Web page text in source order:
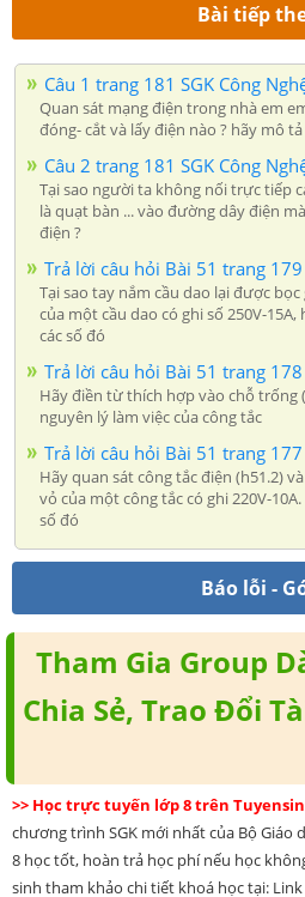
Bài tiếp
Câu 1 trang 181 SGK Công
Quan sát mạng điện trong nhà em
đóng- cắt và lấy điện nào ? hãy mô
Câu 2 trang 181 SGK Công
Tại sao người ta không nối trực tiếp
là quạt bàn ... vào đường dây điện
điện ?
Trả lời câu hỏi Bài 51 trang 179
Tại sao tay nắm cầu dao lại được
của một cầu dao có ghi số 250V-
các số đó
Trả lời câu hỏi Bài 51 trang 178
Hãy điền từ thích hợp vào chỗ trống
nguyên lý làm việc của công tắc
Trả lời câu hỏi Bài 51 trang 177
Hãy quan sát công tắc điện (h51.2)
vỏ của một công tắc có ghi 220V-
số đó
Báo lỗi -
Tham Gia Group
Chia Sẻ, Trao Đổi
>> Học trực tuyến lớp 8 trên
chương trình SGK mới nhất của Bộ Giáo
8 học tốt, hoàn trả học phí nếu học
sinh tham khảo chi tiết khoá học tại: Link